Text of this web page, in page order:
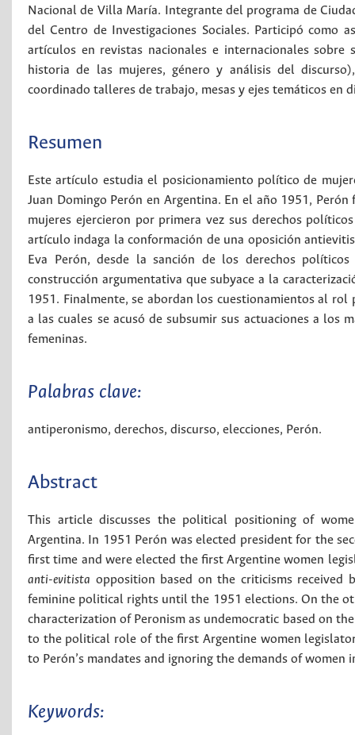
Nacional de Villa María. Integrante del programa de
del Centro de Investigaciones Sociales. Participó como
artículos en revistas nacionales e internacionales
historia de las mujeres, género y análisis del
coordinado talleres de trabajo, mesas y ejes temáticos en
Resumen
Este artículo estudia el posicionamiento político de
Juan Domingo Perón en Argentina. En el año 1951,
mujeres ejercieron por primera vez sus derechos
artículo indaga la conformación de una oposición
Eva Perón, desde la sanción de los derechos
construcción argumentativa que subyace a la
1951. Finalmente, se abordan los cuestionamientos al
a las cuales se acusó de subsumir sus actuaciones a los
femeninas.
Palabras clave:
antiperonismo, derechos, discurso, elecciones, Perón.
Abstract
This article discusses the political positioning of
Argentina. In 1951 Perón was elected president for the
first time and were elected the first Argentine women
anti-evitista opposition based on the criticisms
feminine political rights until the 1951 elections. On the
characterization of Peronism as undemocratic based on
to the political role of the first Argentine women
to Perón’s mandates and ignoring the demands of
Keywords: